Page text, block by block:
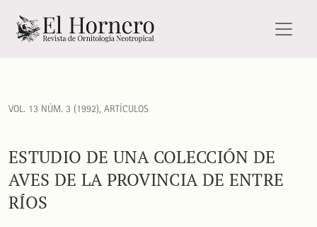
Estudio de una colección de aves de la provincia de Entre
VOL. 13 NÚM. 3 (1992), ARTÍCULOS
ESTUDIO DE UNA COLECCIÓN DE
AVES DE LA PROVINCIA DE ENTRE
RÍOS